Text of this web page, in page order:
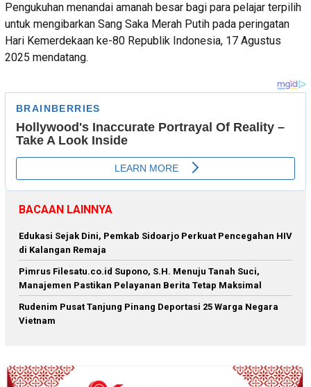
Pengukuhan menandai amanah besar bagi para pelajar terpilih
untuk mengibarkan Sang Saka Merah Putih pada peringatan
Hari Kemerdekaan ke-80 Republik Indonesia, 17 Agustus
2025 mendatang.
BACAAN LAINNYA
Edukasi Sejak Dini, Pemkab Sidoarjo Perkuat Pencegahan HIV
di Kalangan Remaja
Pimrus Filesatu.co.id Supono, S.H. Menuju Tanah Suci,
Manajemen Pastikan Pelayanan Berita Tetap Maksimal
Rudenim Pusat Tanjung Pinang Deportasi 25 Warga Negara
Vietnam